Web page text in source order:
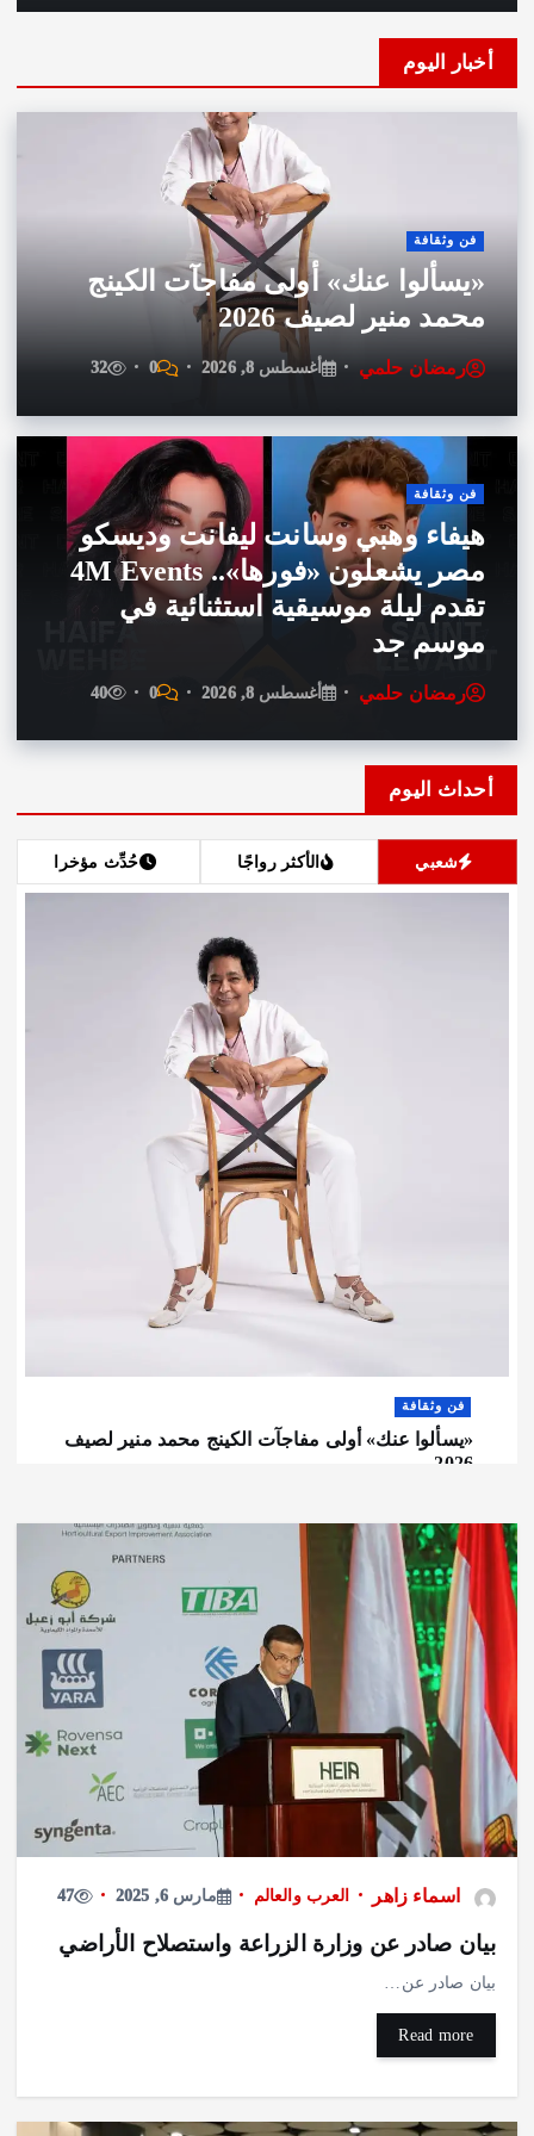
أخبار اليوم
فن وثقافة
«يسألوا عنك» أولى مفاجآت الكينج
محمد منير لصيف 2026
رمضان حلمي أغسطس 8, 2026 0
32
فن وثقافة
هيفاء وهبي وسانت ليفانت وديسكو
مصر يشعلون «فورها».. 4M Events
تقدم ليلة موسيقية استثنائية في
موسم جد
رمضان حلمي أغسطس 8, 2026 0
40
أحداث اليوم
شعبي الأكثر رواجًا حُدِّث مؤخرا
فن وثقافة
«يسألوا عنك» أولى مفاجآت الكينج محمد منير لصيف
2026
اسماء زاهر العرب والعالم مارس 6, 2025 47
بيان صادر عن وزارة الزراعة واستصلاح الأراضي
بيان صادر عن…
Read more